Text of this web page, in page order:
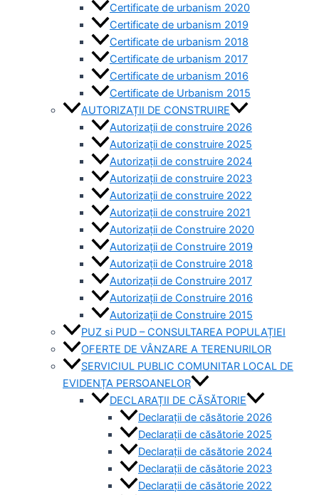
Certificate de urbanism 2020
Certificate de urbanism 2019
Certificate de urbanism 2018
Certificate de urbanism 2017
Certificate de urbanism 2016
Certificate de Urbanism 2015
AUTORIZAȚII DE CONSTRUIRE
Autorizații de construire 2026
Autorizații de construire 2025
Autorizații de construire 2024
Autorizații de construire 2023
Autorizații de construire 2022
Autorizații de construire 2021
Autorizații de Construire 2020
Autorizații de Construire 2019
Autorizaţii de Construire 2018
Autorizaţii de Construire 2017
Autorizaţii de Construire 2016
Autorizaţii de Construire 2015
PUZ si PUD – CONSULTAREA POPULAȚIEI
OFERTE DE VÂNZARE A TERENURILOR
SERVICIUL PUBLIC COMUNITAR LOCAL DE
EVIDENȚA PERSOANELOR
DECLARAȚII DE CĂSĂTORIE
Declarații de căsătorie 2026
Declarații de căsătorie 2025
Declarații de căsătorie 2024
Declarații de căsătorie 2023
Declarații de căsătorie 2022